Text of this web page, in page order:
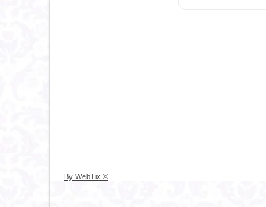
© By WebTix